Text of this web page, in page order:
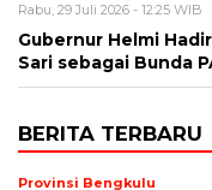
Rabu, 29 Juli 2026 - 12:25 WIB
Gubernur Helmi
Sari sebagai Bunda
BERITA TERBARU
Provinsi Bengkulu